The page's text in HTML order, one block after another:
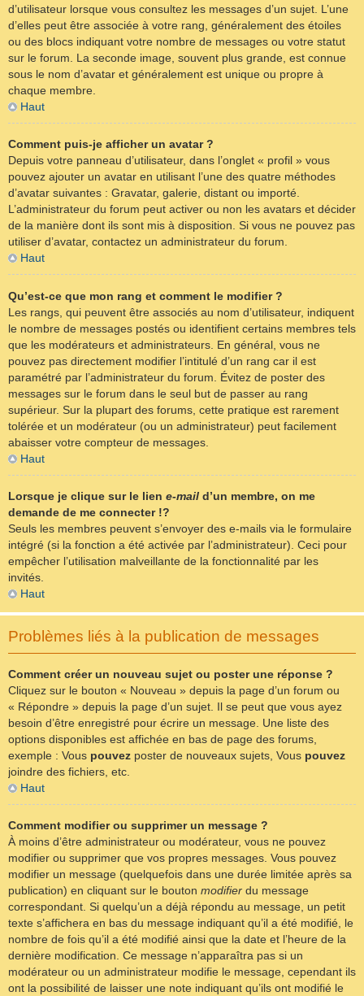
d’utilisateur lorsque vous consultez les messages d’un sujet. L’une
d’elles peut être associée à votre rang, généralement des étoiles
ou des blocs indiquant votre nombre de messages ou votre statut
sur le forum. La seconde image, souvent plus grande, est connue
sous le nom d’avatar et généralement est unique ou propre à
chaque membre.
Haut
Comment puis-je afficher un avatar ?
Depuis votre panneau d’utilisateur, dans l’onglet « profil » vous
pouvez ajouter un avatar en utilisant l’une des quatre méthodes
d’avatar suivantes : Gravatar, galerie, distant ou importé.
L’administrateur du forum peut activer ou non les avatars et décider
de la manière dont ils sont mis à disposition. Si vous ne pouvez pas
utiliser d’avatar, contactez un administrateur du forum.
Haut
Qu’est-ce que mon rang et comment le modifier ?
Les rangs, qui peuvent être associés au nom d’utilisateur, indiquent
le nombre de messages postés ou identifient certains membres tels
que les modérateurs et administrateurs. En général, vous ne
pouvez pas directement modifier l’intitulé d’un rang car il est
paramétré par l’administrateur du forum. Évitez de poster des
messages sur le forum dans le seul but de passer au rang
supérieur. Sur la plupart des forums, cette pratique est rarement
tolérée et un modérateur (ou un administrateur) peut facilement
abaisser votre compteur de messages.
Haut
Lorsque je clique sur le lien e-mail d’un membre, on me
demande de me connecter !?
Seuls les membres peuvent s’envoyer des e-mails via le formulaire
intégré (si la fonction a été activée par l’administrateur). Ceci pour
empêcher l’utilisation malveillante de la fonctionnalité par les
invités.
Haut
Problèmes liés à la publication de messages
Comment créer un nouveau sujet ou poster une réponse ?
Cliquez sur le bouton « Nouveau » depuis la page d’un forum ou
« Répondre » depuis la page d’un sujet. Il se peut que vous ayez
besoin d’être enregistré pour écrire un message. Une liste des
options disponibles est affichée en bas de page des forums,
exemple : Vous pouvez poster de nouveaux sujets, Vous pouvez
joindre des fichiers, etc.
Haut
Comment modifier ou supprimer un message ?
À moins d’être administrateur ou modérateur, vous ne pouvez
modifier ou supprimer que vos propres messages. Vous pouvez
modifier un message (quelquefois dans une durée limitée après sa
publication) en cliquant sur le bouton modifier du message
correspondant. Si quelqu’un a déjà répondu au message, un petit
texte s’affichera en bas du message indiquant qu’il a été modifié, le
nombre de fois qu’il a été modifié ainsi que la date et l’heure de la
dernière modification. Ce message n’apparaîtra pas si un
modérateur ou un administrateur modifie le message, cependant ils
ont la possibilité de laisser une note indiquant qu’ils ont modifié le